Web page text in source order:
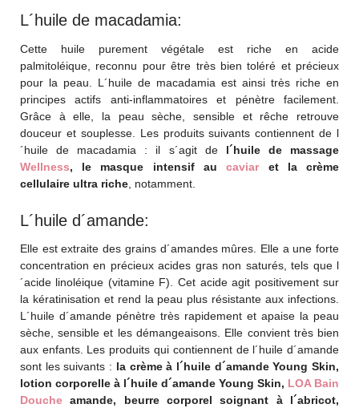
L´huile de macadamia:
Cette huile purement végétale est riche en acide
palmitoléique, reconnu pour être très bien toléré et précieux
pour la peau. L´huile de macadamia est ainsi très riche en
principes actifs anti-inflammatoires et pénètre facilement.
Grâce à elle, la peau sèche, sensible et rêche retrouve
douceur et souplesse. Les produits suivants contiennent de l
´huile de macadamia : il s´agit de l´huile de
massage
Wellness, le masque intensif aucaviaret la crème
cellulaire ultra riche, notamment.
L´huile d´amande:
Elle est extraite des grains d´amandes mûres. Elle a une forte
concentration en précieux acides gras non saturés, tels que l
´acide linoléique (vitamine F). Cet acide agit positivement sur
la kératinisation et rend la peau plus résistante aux infections.
L´huile d´amande pénètre très rapidement et apaise la peau
sèche, sensible et les démangeaisons. Elle convient très bien
aux enfants. Les produits qui contiennent de l´huile d´amande
sont les suivants : la crème à l´huile d´amande Young Skin,
lotion corporelle à l´huile d´amande Young Skin, LOA Bain
Doucheamande, beurre corporel soignant à l´abricot,